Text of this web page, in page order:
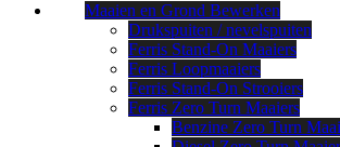
Maaien en Grond Bewerken
Drukspuiten / nevelspuiten
Ferris Stand-On Maaiers
Ferris Loopmaaiers
Ferris Stand-On Strooiers
Ferris Zero Turn Maaiers
Benzine Zero Turn